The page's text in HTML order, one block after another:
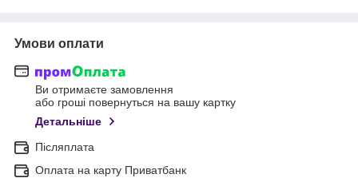
Умови оплати
Ви отримаєте замовлення
або гроші повернуться на вашу картку
Детальніше
Післяплата
Оплата на карту Приватбанк